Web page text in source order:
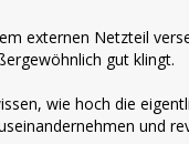
externen Netzteil
gut klingt.
wie hoch die
und